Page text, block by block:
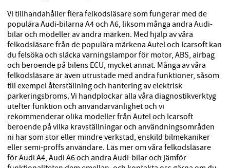
Vi tillhandahåller flera felkodsläsare som fungerar med de
populära Audi-bilarna A4 och A6, liksom många andra Audi-
bilar och modeller av andra märken. Med hjälp av våra
felkodsläsare från de populära märkena Autel och Icarsoft kan
du felsöka och släcka varningslampor för motor, ABS, airbag
och beroende på bilens ECU, mycket annat. Många av våra
felkodsläsare är även utrustade med andra funktioner, såsom
till exempel återställning och hantering av elektrisk
parkeringsbroms. Vi handplockar alla våra diagnostikverktyg
utefter funktion och användarvänlighet och vi
rekommenderar olika modeller från Autel och Icarsoft
beroende på vilka kravställningar och användningsområden
ni har som stor eller mindre verkstad, enskild bilmekaniker
eller semi-proffs användare. Läs mer om våra felkodsläsare
för Audi A4, Audi A6 och andra Audi-bilar och jämför